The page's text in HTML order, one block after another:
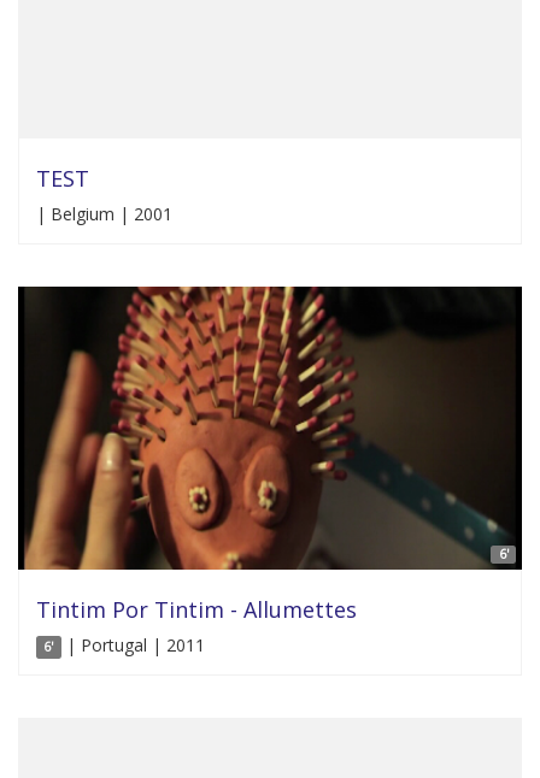
TEST
| Belgium | 2001
6'
Tintim Por Tintim - Allumettes
6' | Portugal | 2011